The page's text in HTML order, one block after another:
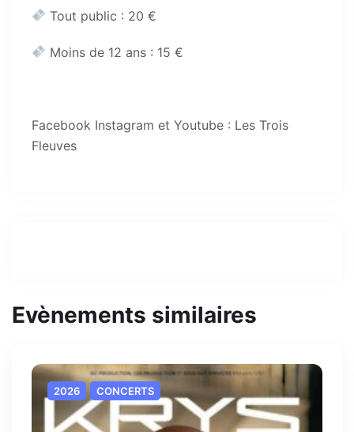
Tout public : 20 €
Moins de 12 ans : 15 €
Facebook Instagram et Youtube : Les Trois
Fleuves
Evènements similaires
2026 CONCERTS